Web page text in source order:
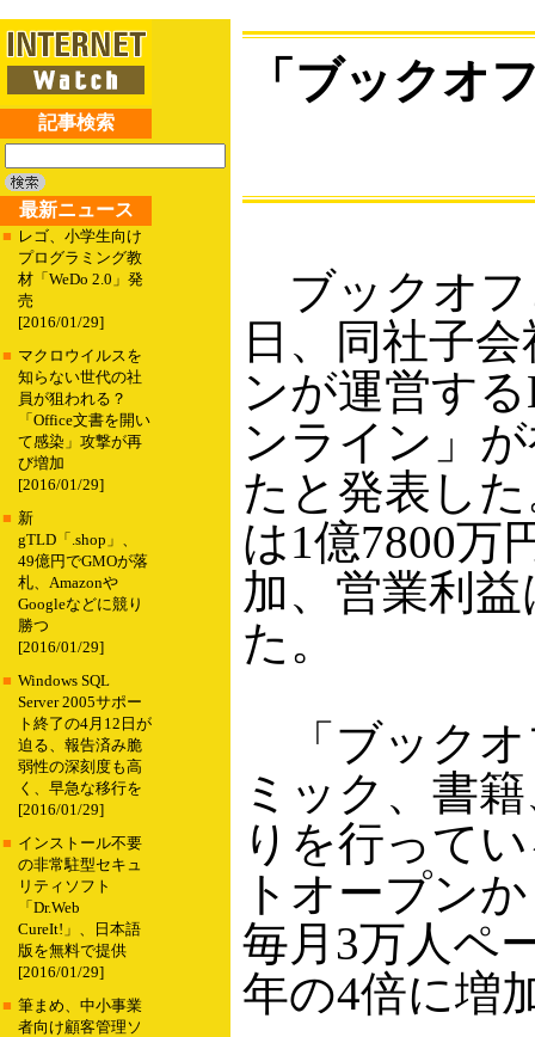
記事検索
最新ニュース
■ レゴ、小学生向け
プログラミング教
材「WeDo 2.0」発
売
[2016/01/29]
■ マクロウイルスを
知らない世代の社
員が狙われる？
「Office文書を開い
て感染」攻撃が再
び増加
[2016/01/29]
■ 新
gTLD「.shop」、
49億円でGMOが落
札、Amazonや
Googleなどに競り
勝つ
[2016/01/29]
■ Windows SQL
Server 2005サポー
ト終了の4月12日が
迫る、報告済み脆
弱性の深刻度も高
く、早急な移行を
[2016/01/29]
■ インストール不要
の非常駐型セキュ
リティソフト
「Dr.Web
CureIt!」、日本語
版を無料で提供
[2016/01/29]
■ 筆まめ、中小事業
者向け顧客管理ソ
「ブックオ
ブックオフ
日、同社子
ンが運営す
ンライン」
たと発表し
は1億7800万
加、営業利
た。
「ブックオ
ミック、書
りを行って
トオープン
毎月3万人ペ
年の4倍に増